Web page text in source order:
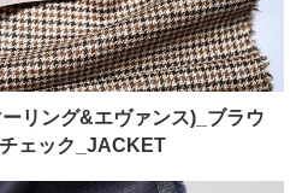
リング&エヴァンス)_ブラウ
ェック_JACKET